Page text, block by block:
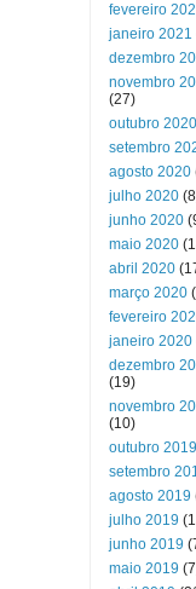
fevereiro
janeiro 2021
dezembro
novembro
(27)
outubro 2020
setembro
agosto 2020
julho 2020
junho 2020
maio 2020
abril 2020
março 2020
fevereiro
janeiro 2020
dezembro
(19)
novembro
(10)
outubro 2019
setembro
agosto 2019
julho 2019
junho 2019
maio 2019